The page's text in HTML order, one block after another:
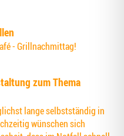
- Grillnachmittag!
zum The­ma
lange selbstständig in
wünschen sich